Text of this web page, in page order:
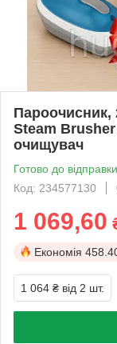
Пароочисник,
Steam
очищувач
Готово до відправки
Код: 234577130
1 069,60
Економія
1 064 ₴ від 2 шт.